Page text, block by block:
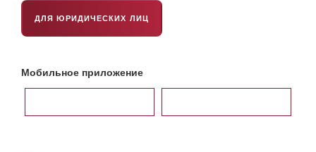
ДЛЯ ЮРИДИЧЕСКИХ ЛИЦ
Мобильное приложение